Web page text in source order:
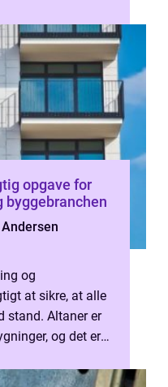
opgave for
byggebranchen
og
at sikre, at alle
stand. Altaner er
og det er